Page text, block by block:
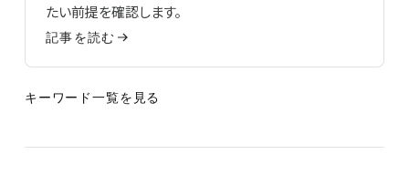
たい前提を確認します。
記事を読む
キーワード一覧を見る